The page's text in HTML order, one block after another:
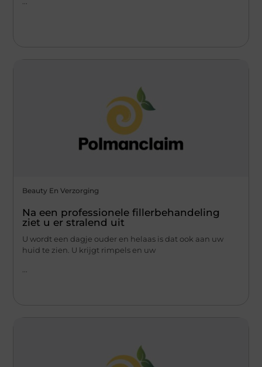
Beauty En Verzorging
Na een professionele fillerbehandeling
ziet u er stralend uit
U wordt een dagje ouder en helaas is dat ook aan uw
huid te zien. U krijgt rimpels en uw
...